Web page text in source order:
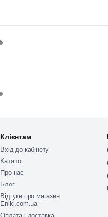
Клієнтам
Вхід до кабінету
Каталог
Про нас
Блог
Відгуки про магазин
Eniki.com.ua
Оплата і доставка